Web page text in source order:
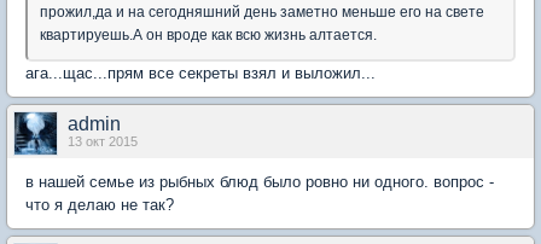
прожил,да и на сегодняшний день заметно меньше его на свете
квартируешь.А он вроде как всю жизнь алтается.
ага...щас...прям все секреты взял и выложил...
admin
13 окт 2015
в нашей семье из рыбных блюд было ровно ни одного. вопрос -
что я делаю не так?